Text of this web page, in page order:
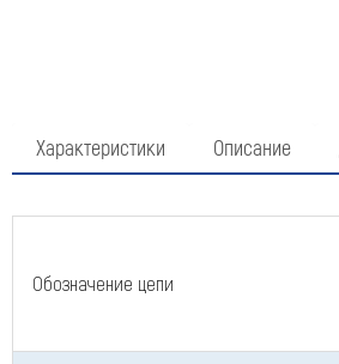
Характеристики Описание
Обозначение цепи